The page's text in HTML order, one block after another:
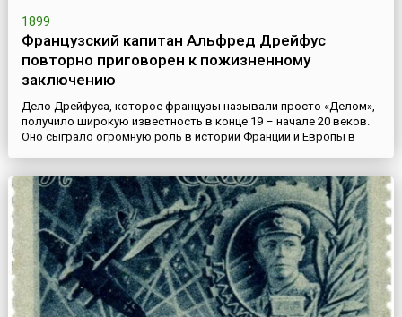
1899
Французский капитан Альфред Дрейфус
повторно приговорен к пожизненному
заключению
Дело Дрейфуса, которое французы называли просто «Делом»,
получило широкую известность в конце 19 – начале 20 веков.
Оно сыграло огромную роль в истории Франции и Европы в
Дрейфус был обвинен в шпионаже в пользу Германии и осужден
на пожизненную каторгу. 5 января 1895 года после су...